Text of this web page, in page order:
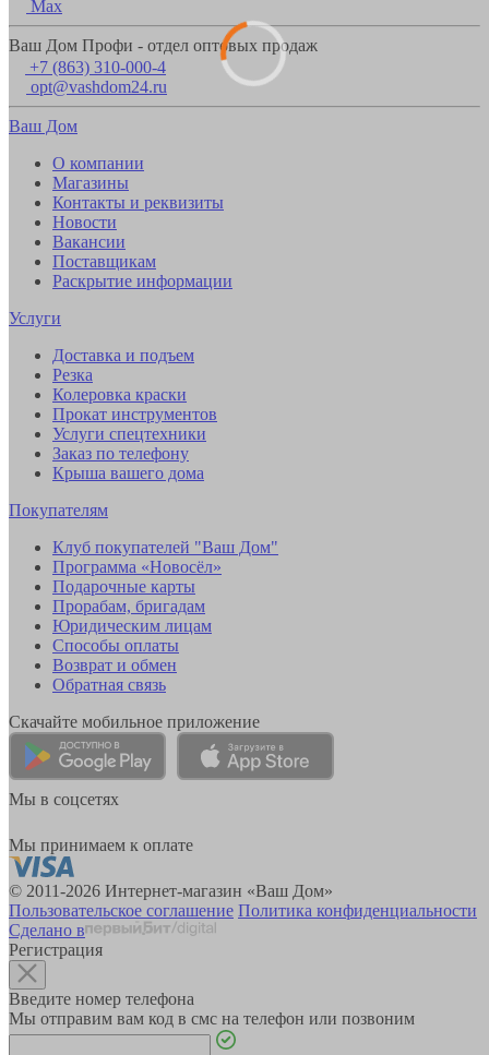
Max
Ваш Дом Профи - отдел оптовых продаж
+7 (863) 310-000-4
opt@vashdom24.ru
Ваш Дом
О компании
Магазины
Контакты и реквизиты
Новости
Вакансии
Поставщикам
Раскрытие информации
Услуги
Доставка и подъем
Резка
Колеровка краски
Прокат инструментов
Услуги спецтехники
Заказ по телефону
Крыша вашего дома
Покупателям
Клуб покупателей "Ваш Дом"
Программа «Новосёл»
Подарочные карты
Прорабам, бригадам
Юридическим лицам
Способы оплаты
Возврат и обмен
Обратная связь
Скачайте мобильное приложение
Мы в соцсетях
Мы принимаем к оплате
© 2011-2026 Интернет-магазин «Ваш Дом»
Пользовательское соглашение Политика конфиденциальности
Сделано в
Регистрация
Введите номер телефона
Мы отправим вам код в смс на телефон или позвоним